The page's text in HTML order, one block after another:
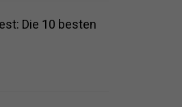
Die 10 besten